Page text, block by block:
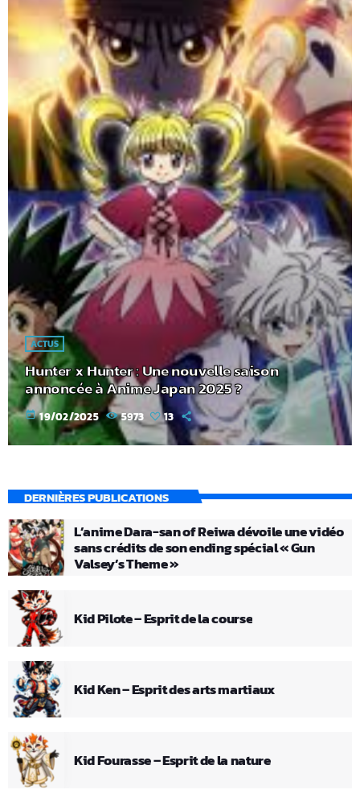
ACTUS
Hunter x Hunter : Une nouvelle saison
annoncée à Anime Japan 2025 ?
today 19/02/2025 5973 13
DERNIÈRES PUBLICATIONS
L’anime Dara-san of Reiwa dévoile une vidéo
sans crédits de son ending spécial « Gun
Valsey’s Theme »
Kid Pilote – Esprit de la course
Kid Ken – Esprit des arts martiaux
Kid Fourasse – Esprit de la nature